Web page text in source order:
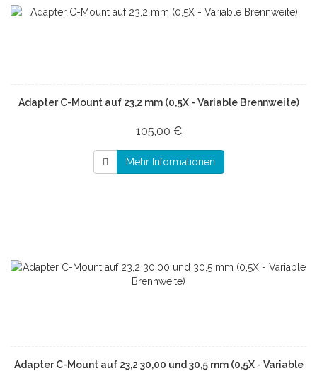
Adapter C-Mount auf 23,2 mm (0,5X - Variable Brennweite)
105,00 €
Mehr Informationen
Adapter C-Mount auf 23,2 30,00 und 30,5 mm (0,5X - Variable